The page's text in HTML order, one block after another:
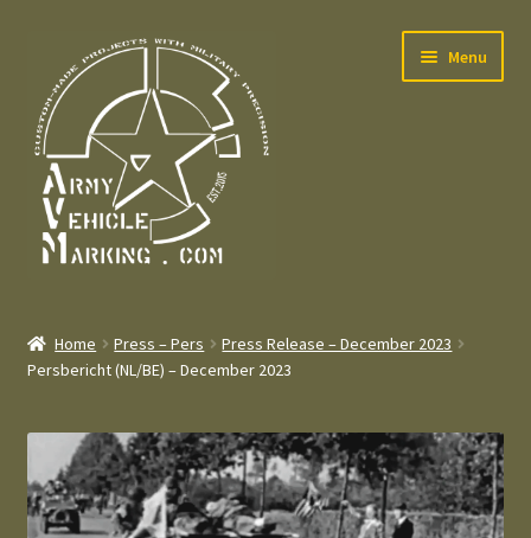
navigation
content
Menu
Welcome
Contact
Expand
child
menu
Press – Pers
Expand
child
Home Press – Pers
Press Release – December 2023
Persbericht (NL/BE) – December 2023